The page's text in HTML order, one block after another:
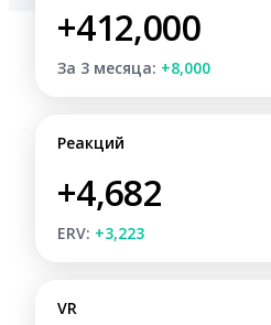
+412,000
За 3 месяца: +8,000
Реакций
+4,682
ERV: +3,223
VR